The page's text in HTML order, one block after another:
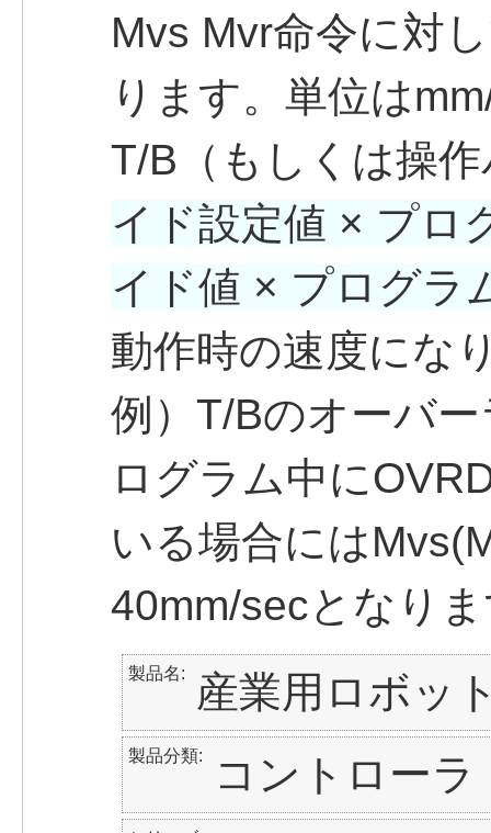
Mvs Mvr命令に対
ります。単位は
T/B（もしくは操
イド設定値 × プロ
イド値 × プログラ
動作時の速度にな
例）T/Bのオーバ
ログラム中に
いる場合には
40mm/secとなり
製品名 産業用ロボッ
製品分類 コントローラ